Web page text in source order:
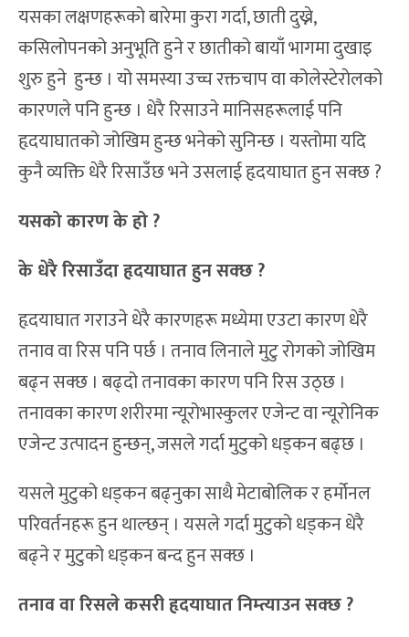
यसका लक्षणहरूको बारेमा कुरा गर्दा, छाती दुख्ने,
कसिलोपनको अनुभूति हुने र छातीको बायाँ भागमा दुखाइ
शुरु हुने हुन्छ । यो समस्या उच्च रक्तचाप वा कोलेस्टेराेलको
कारणले पनि हुन्छ । धेरै रिसाउने मानिसहरूलाई पनि
हृदयाघातको जोखिम हुन्छ भनेको सुनिन्छ । यस्तोमा यदि
कुनै व्यक्ति धेरै रिसाउँछ भने उसलाई हृदयाघात हुन सक्छ ?
यसको कारण के हो ?
के धेरै रिसाउँदा हृदयाघात हुन सक्छ ?
हृदयाघात गराउने धेरै कारणहरू मध्येमा एउटा कारण धेरै
तनाव वा रिस पनि पर्छ । तनाव लिनाले मुटु रोगको जोखिम
बढ्न सक्छ । बढ्दो तनावका कारण पनि रिस उठ्छ ।
तनावका कारण शरीरमा न्यूरोभास्कुलर एजेन्ट वा न्यूरोनिक
एजेन्ट उत्पादन हुन्छन्, जसले गर्दा मुटुको धड्कन बढ्छ ।
यसले मुटुको धड्कन बढ्नुका साथै मेटाबोलिक र हर्मोनल
परिवर्तनहरू हुन थाल्छन् । यसले गर्दा मुटुको धड्कन धेरै
बढ्ने र मुटुको धड्कन बन्द हुन सक्छ ।
तनाव वा रिसले कसरी हृदयाघात निम्त्याउन सक्छ ?